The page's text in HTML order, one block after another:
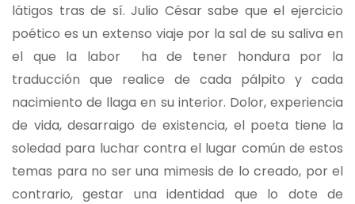
látigos tras de sí. Julio César sabe que el ejercicio
poético es un extenso viaje por la sal de su saliva en
el que la labor ha de tener hondura por la
traducción que realice de cada pálpito y cada
nacimiento de llaga en su interior. Dolor, experiencia
de vida, desarraigo de existencia, el poeta tiene la
soledad para luchar contra el lugar común de estos
temas para no ser una mimesis de lo creado, por el
contrario, gestar una identidad que lo dote de